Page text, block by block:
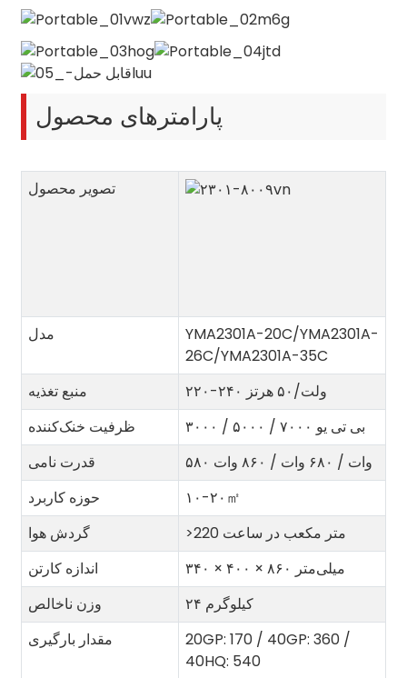
پارامترهای محصول
تصویر محصول
مدل
YMA2301A-20C/YMA2301A-
26C/YMA2301A-35C
منبع تغذیه
۲۲۰-۲۴۰ ولت/۵۰ هرتز
ظرفیت خنک‌کننده
۳۰۰۰ / ۵۰۰۰ / ۷۰۰۰ بی تی یو
قدرت نامی
۵۸۰ وات / ۶۸۰ وات / ۸۶۰ وات
حوزه کاربرد
۱۰-۲۰ ㎡
گردش هوا
>220 متر مکعب در ساعت
اندازه کارتن
۳۴۰ × ۴۰۰ × ۸۶۰ میلی‌متر
وزن ناخالص
۲۴ کیلوگرم
مقدار بارگیری
20GP: 170 / 40GP: 360 /
40HQ: 540